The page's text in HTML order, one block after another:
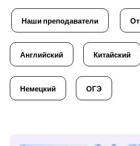
Наши преподаватели
Английский Китайский
Немецкий ОГЭ